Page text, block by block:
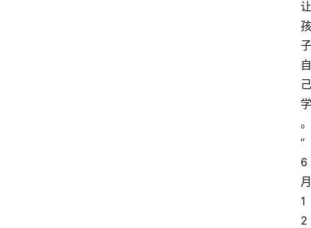
让
孩
子
自
己
学
。
”
6
月
1
2